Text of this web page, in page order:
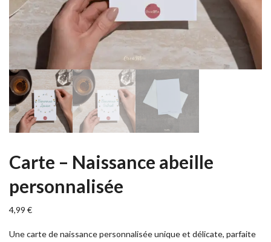
Carte – Naissance abeille
personnalisée
4,99 €
Une carte de naissance personnalisée unique et délicate, parfaite